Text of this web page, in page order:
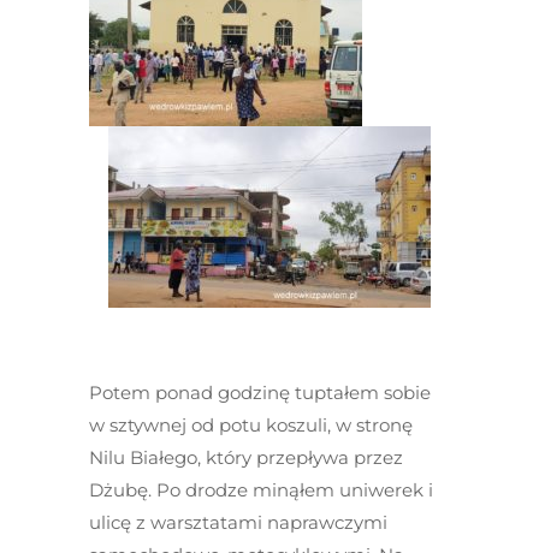
Potem ponad godzinę tuptałem sobie
w sztywnej od potu koszuli, w stronę
Nilu Białego, który przepływa przez
Dżubę. Po drodze minąłem uniwerek i
ulicę z warsztatami naprawczymi